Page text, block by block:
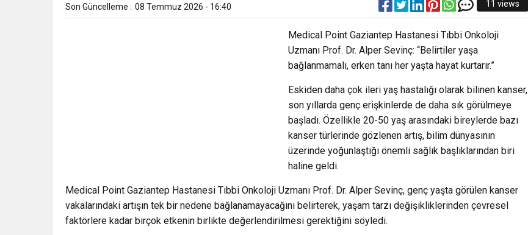
Son Güncelleme : 08 Temmuz 2026 - 16:40 11 views
Medical Point Gaziantep Hastanesi Tıbbi Onkoloji
Uzmanı Prof. Dr. Alper Sevinç: “Belirtiler yaşa
bağlanmamalı, erken tanı her yaşta hayat kurtarır.”
Eskiden daha çok ileri yaş hastalığı olarak bilinen kanser,
son yıllarda genç erişkinlerde de daha sık görülmeye
başladı. Özellikle 20-50 yaş arasındaki bireylerde bazı
kanser türlerinde gözlenen artış, bilim dünyasının
üzerinde yoğunlaştığı önemli sağlık başlıklarından biri
haline geldi.
Medical Point Gaziantep Hastanesi Tıbbi Onkoloji Uzmanı Prof. Dr. Alper Sevinç, genç yaşta görülen kanser
vakalarındaki artışın tek bir nedene bağlanamayacağını belirterek, yaşam tarzı değişikliklerinden çevresel
faktörlere kadar birçok etkenin birlikte değerlendirilmesi gerektiğini söyledi.